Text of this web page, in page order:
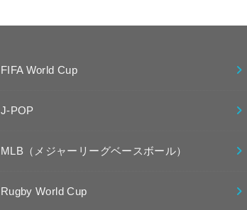
FIFA World Cup
J-POP
MLB（メジャーリーグベースボール）
Rugby World Cup